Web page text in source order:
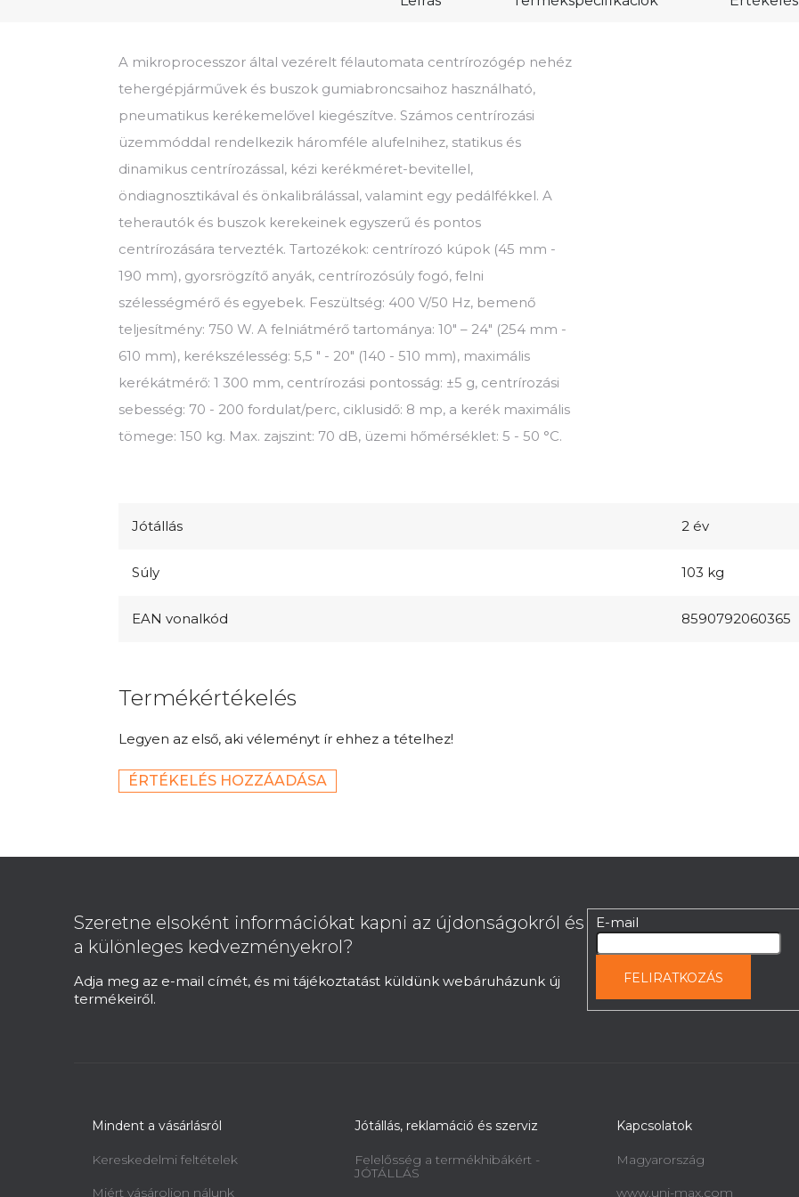
A mikroprocesszor által vezérelt félautomata centrírozógép nehéz
tehergépjárművek és buszok gumiabroncsaihoz használható,
pneumatikus kerékemelővel kiegészítve. Számos centrírozási
üzemmóddal rendelkezik háromféle alufelnihez, statikus és
dinamikus centrírozással, kézi kerékméret-bevitellel,
öndiagnosztikával és önkalibrálással, valamint egy pedálfékkel. A
teherautók és buszok kerekeinek egyszerű és pontos
centrírozására tervezték. Tartozékok: centrírozó kúpok (45 mm -
190 mm), gyorsrögzítő anyák, centrírozósúly fogó, felni
szélességmérő és egyebek. Feszültség: 400 V/50 Hz, bemenő
teljesítmény: 750 W. A felniátmérő tartománya: 10" – 24" (254 mm -
610 mm), kerékszélesség: 5,5 " - 20" (140 - 510 mm), maximális
kerékátmérő: 1 300 mm, centrírozási pontosság: ±5 g, centrírozási
sebesség: 70 - 200 fordulat/perc, ciklusidő: 8 mp, a kerék maximális
tömege: 150 kg. Max. zajszint: 70 dB, üzemi hőmérséklet: 5 - 50 °C.
Jótállás 2 év
Súly 103 kg
EAN vonalkód 8590792060365
Termékértékelés
Legyen az első, aki véleményt ír ehhez a tételhez!
ÉRTÉKELÉS HOZZÁADÁSA
Szeretne elsoként információkat kapni az újdonságokról és
a különleges kedvezményekrol?
Adja meg az e-mail címét, és mi tájékoztatást küldünk webáruházunk új
termékeiről.
E-mail
FELIRATKOZÁS
Mindent a vásárlásról
Kereskedelmi feltételek
Miért vásároljon nálunk
Jótállás, reklamáció és szerviz
Felelősség a termékhibákért -
JÓTÁLLÁS
Kapcsolatok
Magyarország
www.uni-max.com